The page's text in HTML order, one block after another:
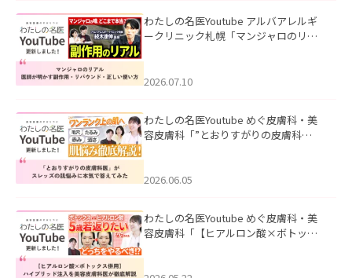
わたしの名医Youtube アルバアレルギ
ークリニック札幌「マンジャロのリア
た。
2026.07.10
わたしの名医Youtube めぐ皮膚科・美
容皮膚科「”とおりすがりの皮膚科
2026.06.05
わたしの名医Youtube めぐ皮膚科・美
容皮膚科「【ヒアルロン酸×ボトック